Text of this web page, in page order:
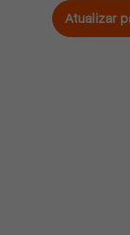
Atualizar